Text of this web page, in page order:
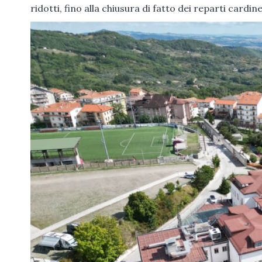
ridotti, fino alla chiusura di fatto dei reparti